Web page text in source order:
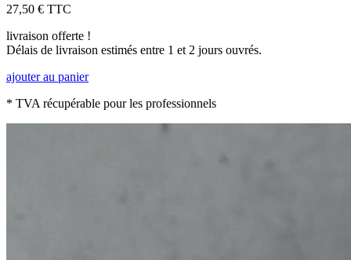
27,50 € TTC
livraison offerte !
Délais de livraison estimés entre 1 et 2 jours ouvrés.
ajouter au panier
* TVA récupérable pour les professionnels